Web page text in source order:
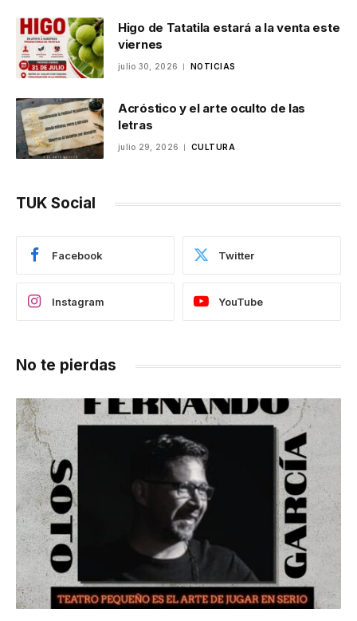
Higo de Tatatila estará a la venta este
viernes
julio 30, 2026 NOTICIAS
Acróstico y el arte oculto de las
letras
julio 29, 2026 CULTURA
TUK Social
Facebook Twitter
Instagram YouTube
No te pierdas